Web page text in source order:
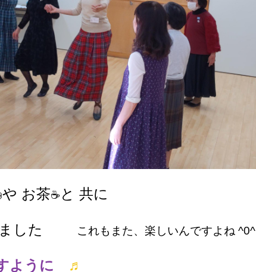
や お茶☕ と 共に
した これもまた、楽しいんですよね ^0^
ように ♬